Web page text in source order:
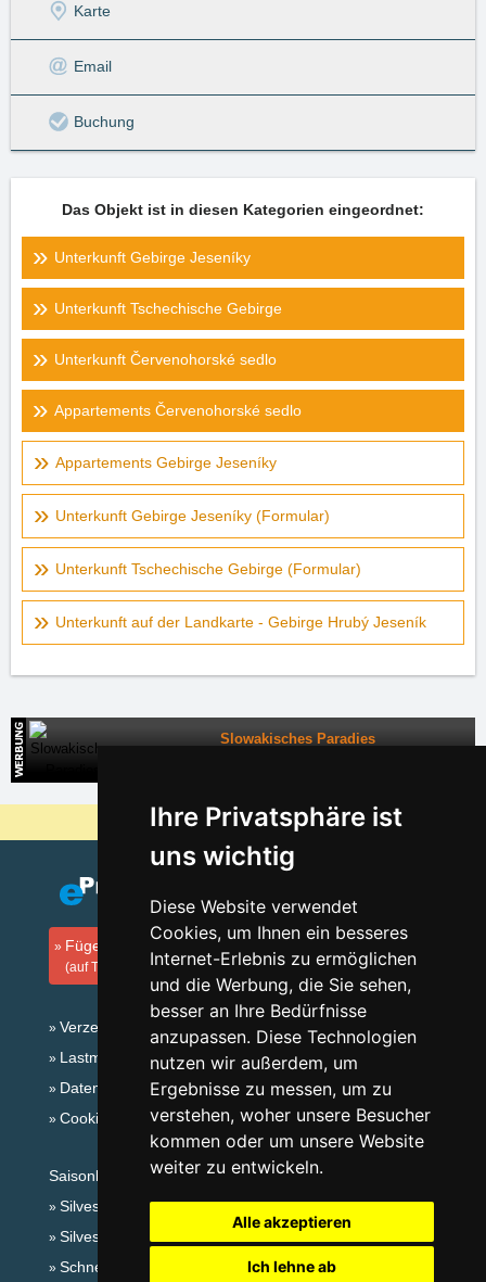
Ihre Privatsphäre ist
uns wichtig
Diese Website verwendet
Cookies, um Ihnen ein besseres
Internet-Erlebnis zu ermöglichen
und die Werbung, die Sie sehen,
besser an Ihre Bedürfnisse
anzupassen. Diese Technologien
nutzen wir außerdem, um
Ergebnisse zu messen, um zu
verstehen, woher unsere Besucher
kommen oder um unsere Website
weiter zu entwickeln.
Alle akzeptieren
Ich lehne ab
Karte
Email
Buchung
Das Objekt ist in diesen Kategorien eingeordnet:
Unterkunft Gebirge Jeseníky
Unterkunft Tschechische Gebirge
Unterkunft Červenohorské sedlo
Appartements Červenohorské sedlo
Appartements Gebirge Jeseníky
Unterkunft Gebirge Jeseníky (Formular)
Unterkunft Tschechische Gebirge (Formular)
Unterkunft auf der Landkarte - Gebirge Hrubý Jeseník
Slowakisches Paradies
Warum sind unsere Server am billigsten?
Fügen Sie Ihre Unterkunft hinzu
(auf Tschechisch)
Verzeichnis der Unterkunft
Lastminute Gebirge Jeseníky
Datenschutz
Cookies
Saisonlinks:
Silvester Gebirge Jeseníky
Silvester im Gebirge 2025/26
Schneehöhen